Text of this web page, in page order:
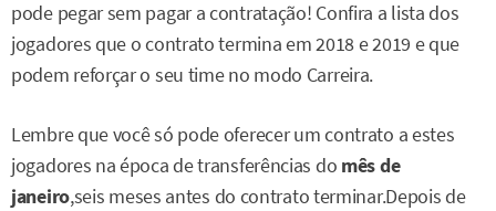
pode pegar sem pagar a contratação! Confira a lista dos
jogadores que o contrato termina em 2018 e 2019 e que
podem reforçar o seu time no modo Carreira.
Lembre que você só pode oferecer um contrato a estes
jogadores na época de transferências do mês de
janeiro,seis meses antes do contrato terminar.Depois de